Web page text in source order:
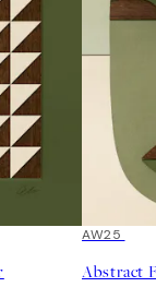
50%*
AW25
Abstract